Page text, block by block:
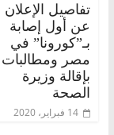
تفاصيل الإعلان
عن أول إصابة
بـ”كورونا” في
مصر ومطالبات
بإقالة وزيرة
الصحة
14 فبراير، 2020